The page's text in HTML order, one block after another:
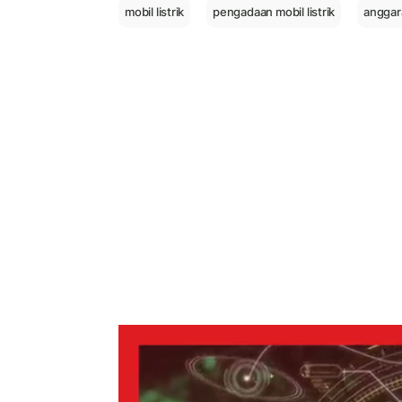
mobil listrik pengadaan mobil listrik